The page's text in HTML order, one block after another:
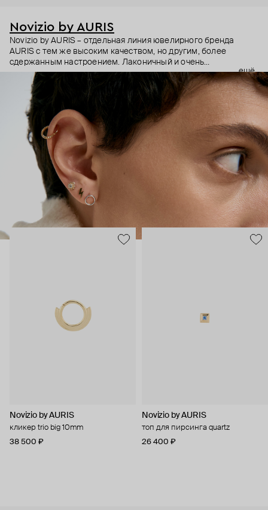
Novizio by AURIS
Novizio by AURIS – отдельная линия ювелирного бренда
AURIS с тем же высоким качеством, но другим, более
сдержанным настроением. Лаконичный и очень
ненавязчивый дизайн, качественные материалы и высокие
технологии производства – этот пирсинг становится
практически продолжением тела, так, чтобы носить было
безопасно и комфортно в любой ситуации.
ещё
Novizio by AURIS
кликер trio big 10mm
38 500 ₽
Novizio by AURIS
топ для пирсинга quartz
26 400 ₽